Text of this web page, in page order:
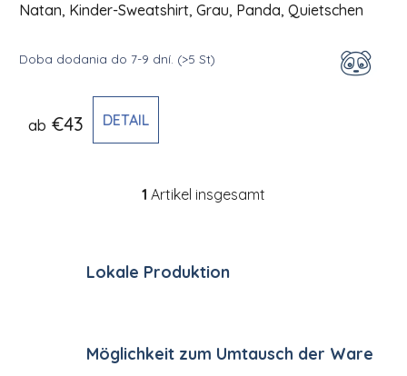
Natan, Kinder-Sweatshirt, Grau, Panda, Quietschen
Doba dodania do 7-9 dní. (>5 St)
ab €43 DETAIL
Steuerelemente der
1 Artikel insgesamt
Lokale Produktion
Möglichkeit zum Umtausch der Ware